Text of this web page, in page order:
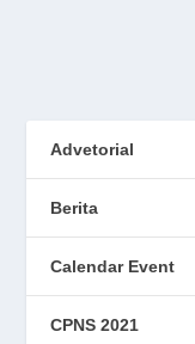
Advetorial
Berita
Calendar Event
CPNS 2021